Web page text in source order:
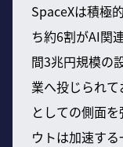
SpaceXは積極
ち約6割がAI関
間3兆円規模の
業へ投じられて
としての側面
ウトは加速する